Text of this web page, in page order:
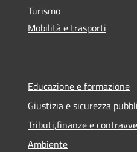
Turismo
Mobilità e trasporti
Educazione e formazione
Giustizia e sicurezza
Tributi,finanze e
Ambiente